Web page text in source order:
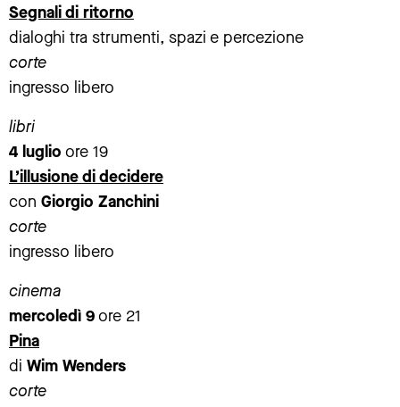
Segnali di ritorno
dialoghi tra strumenti, spazi e percezione
corte
ingresso libero
libri
4 luglio ore 19
L’illusione di decidere
con Giorgio Zanchini
corte
ingresso libero
cinema
mercoledì 9ore 21
Pina
di Wim Wenders
corte